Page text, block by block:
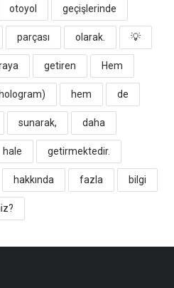
otoyol geçişlerinde
parçası olarak. ​💡
getiren Hem
hem de
sunarak, daha
hale getirmektedir.
hakkında fazla bilgi